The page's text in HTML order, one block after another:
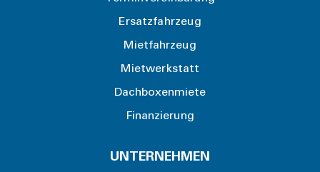
Ersatzfahrzeug
Mietfahrzeug
Mietwerkstatt
Dachboxenmiete
Finanzierung
UNTERNEHMEN